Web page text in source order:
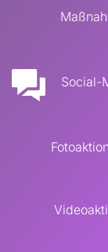
Social-
Fotoaktion